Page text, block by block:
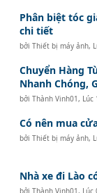
Phân biệt tóc
chi tiết
bởiThiết bị máy ảnh,
Chuyển Hàng
Nhanh Chóng,
bởiThành Vinh01 , Lúc
Có nên mua
bởiThiết bị máy ảnh,
Nhà xe đi Lào
bởiThành Vinh01 , Lúc